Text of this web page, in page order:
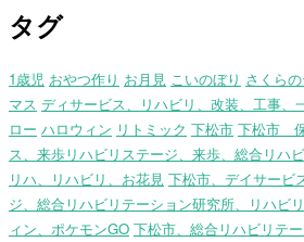
タグ
1歳児 おやつ作り お月見 こいのぼり さくら
マス ディサービス、リハビリ、改装、工事、
ロー ハロウィン リトミック 下松市 下松市
ス、来歩リハビリステージ、来歩、総合リハ
リハ、リハビリ、お花見 下松市、デイサービ
ジ、総合リハビリテーション研究所、リハビ
ィン、ポケモンGO 下松市、総合リハビリテ